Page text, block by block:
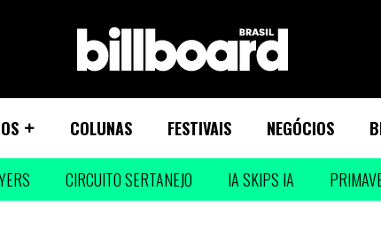
COLUNAS FESTIVAIS NEGÓCIOS
CIRCUITO SERTANEJO IA SKIPS IA